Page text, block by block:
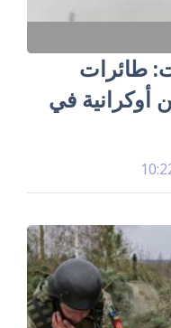
طائرات
في